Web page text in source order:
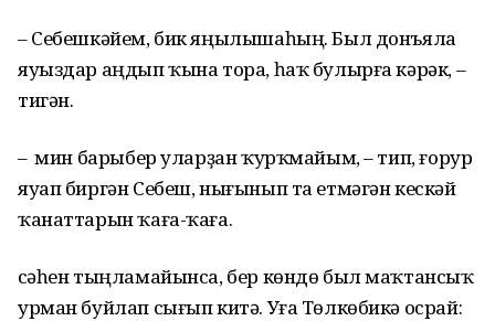
– Себешкәйем, бик яңылышаһың. Был донъяла
яуыздар аңдып ҡына тора, һаҡ булырға кәрәк, –
тигән.
– Ә мин барыбер уларҙан ҡурҡмайым, – тип, ғорур
яуап биргән Себеш, нығынып та етмәгән кескәй
ҡанаттарын ҡаға-ҡаға.
Әсәһен тыңламайынса, бер көндө был маҡтансыҡ
урман буйлап сығып китә. Уға Төлкөбикә осрай: